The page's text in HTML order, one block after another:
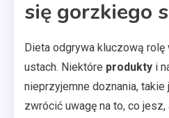
się gorzkiego
Dieta odgrywa kluczową
ustach. Niektóre produkty i
nieprzyjemne doznania, takie
zwrócić uwagę na to, co